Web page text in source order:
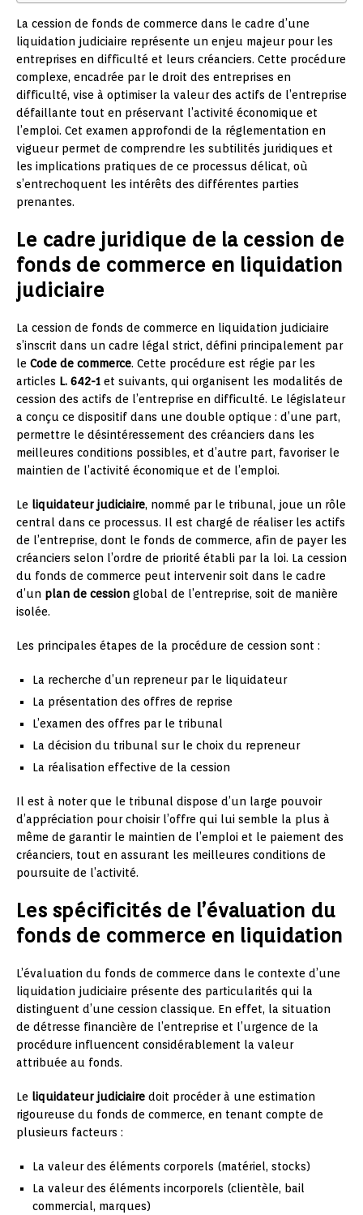
La cession de fonds de commerce dans le cadre d’une
liquidation judiciaire représente un enjeu majeur pour les
entreprises en difficulté et leurs créanciers. Cette procédure
complexe, encadrée par le droit des entreprises en
difficulté, vise à optimiser la valeur des actifs de l’entreprise
défaillante tout en préservant l’activité économique et
l’emploi. Cet examen approfondi de la réglementation en
vigueur permet de comprendre les subtilités juridiques et
les implications pratiques de ce processus délicat, où
s’entrechoquent les intérêts des différentes parties
prenantes.
Le cadre juridique de la cession de
fonds de commerce en liquidation
judiciaire
La cession de fonds de commerce en liquidation judiciaire
s’inscrit dans un cadre légal strict, défini principalement par
le Code de commerce. Cette procédure est régie par les
articles L. 642-1 et suivants, qui organisent les modalités de
cession des actifs de l’entreprise en difficulté. Le législateur
a conçu ce dispositif dans une double optique : d’une part,
permettre le désintéressement des créanciers dans les
meilleures conditions possibles, et d’autre part, favoriser le
maintien de l’activité économique et de l’emploi.
Le liquidateur judiciaire, nommé par le tribunal, joue un rôle
central dans ce processus. Il est chargé de réaliser les actifs
de l’entreprise, dont le fonds de commerce, afin de payer les
créanciers selon l’ordre de priorité établi par la loi. La cession
du fonds de commerce peut intervenir soit dans le cadre
d’un plan de cession global de l’entreprise, soit de manière
isolée.
Les principales étapes de la procédure de cession sont :
La recherche d’un repreneur par le liquidateur
La présentation des offres de reprise
L’examen des offres par le tribunal
La décision du tribunal sur le choix du repreneur
La réalisation effective de la cession
Il est à noter que le tribunal dispose d’un large pouvoir
d’appréciation pour choisir l’offre qui lui semble la plus à
même de garantir le maintien de l’emploi et le paiement des
créanciers, tout en assurant les meilleures conditions de
poursuite de l’activité.
Les spécificités de l’évaluation du
fonds de commerce en liquidation
L’évaluation du fonds de commerce dans le contexte d’une
liquidation judiciaire présente des particularités qui la
distinguent d’une cession classique. En effet, la situation
de détresse financière de l’entreprise et l’urgence de la
procédure influencent considérablement la valeur
attribuée au fonds.
Le liquidateur judiciaire doit procéder à une estimation
rigoureuse du fonds de commerce, en tenant compte de
plusieurs facteurs :
La valeur des éléments corporels (matériel, stocks)
La valeur des éléments incorporels (clientèle, bail
commercial, marques)